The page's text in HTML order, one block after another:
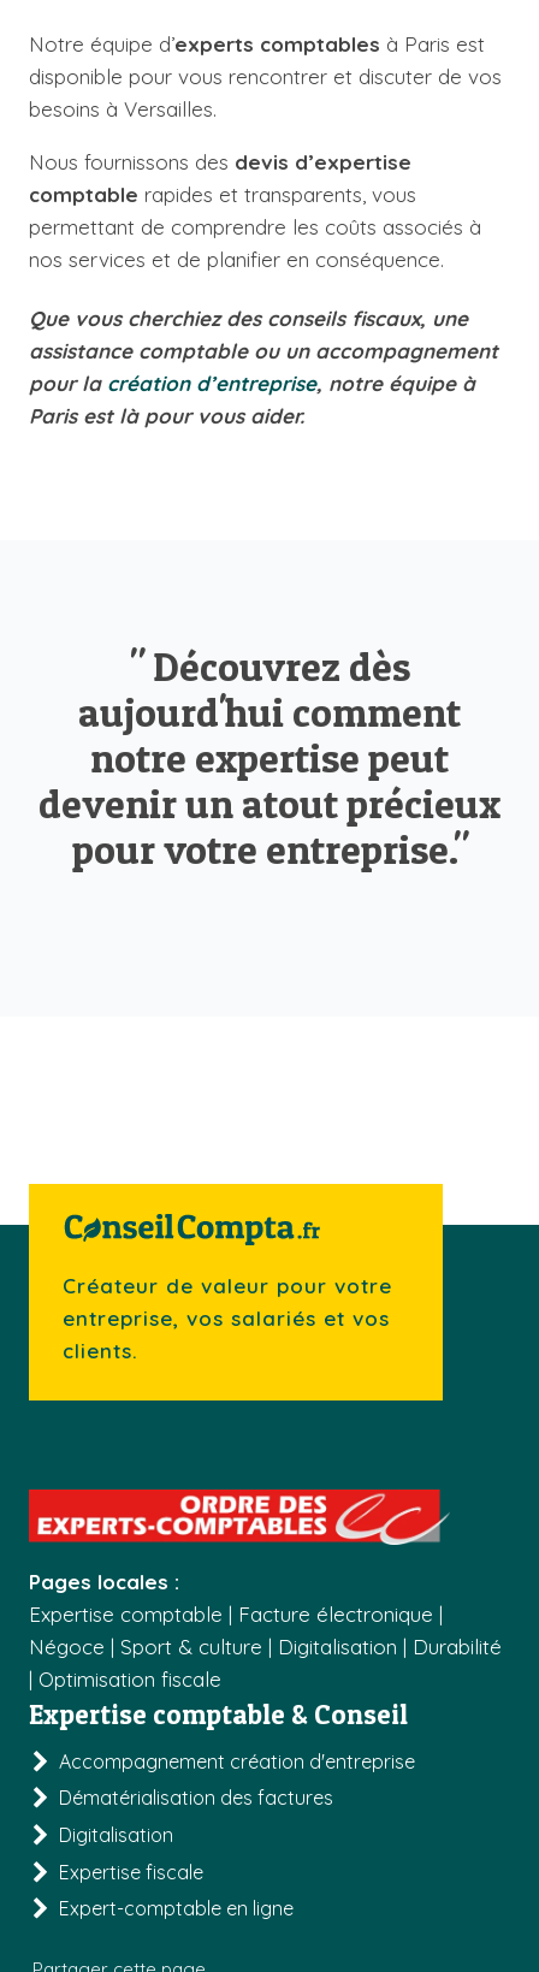
Notre équipe d’experts comptables à Paris est
disponible pour vous rencontrer et discuter de vos
besoins à Versailles.
Nous fournissons des devis d’expertise
comptable rapides et transparents, vous
permettant de comprendre les coûts associés à
nos services et de planifier en conséquence.
Que vous cherchiez des conseils fiscaux, une
assistance comptable ou un accompagnement
pour la création d’entreprise, notre équipe à
Paris est là pour vous aider.
" Découvrez dès
aujourd'hui comment
notre expertise peut
devenir un atout précieux
pour votre entreprise."
Créateur de valeur pour votre
entreprise, vos salariés et vos
clients.
Pages locales :
Expertise comptable | Facture électronique |
Négoce | Sport & culture | Digitalisation | Durabilité
| Optimisation fiscale
Expertise comptable & Conseil
Accompagnement création d'entreprise
Dématérialisation des factures
Digitalisation
Expertise fiscale
Expert-comptable en ligne